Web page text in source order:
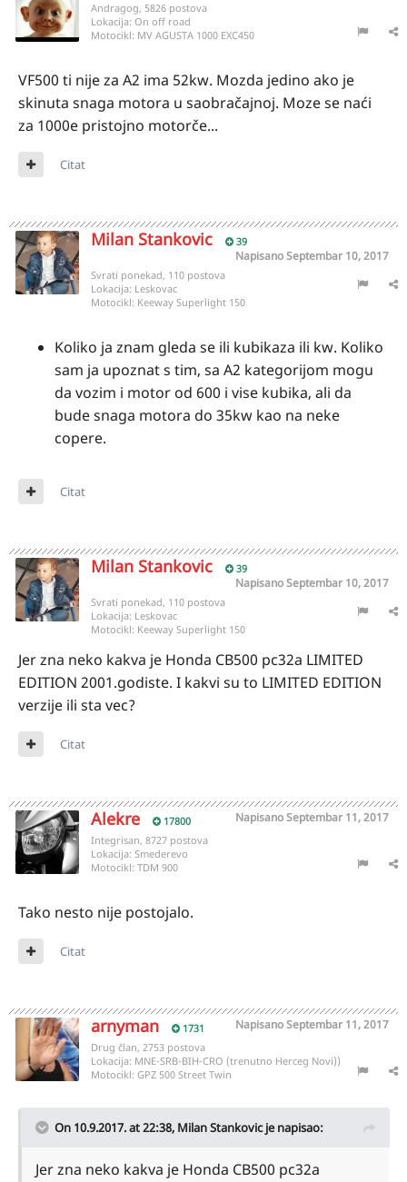
Andragog, 5826 postova
Lokacija: On off road
Motocikl: MV AGUSTA 1000 EXC450
VF500 ti nije za A2 ima 52kw. Mozda jedino ako je
skinuta snaga motora u saobračajnoj. Moze se naći
za 1000e pristojno motorče...
Citat
Milan Stankovic 39
NapisanoSeptembar 10, 2017
Svrati ponekad, 110 postova
Lokacija: Leskovac
Motocikl: Keeway Superlight 150
Koliko ja znam gleda se ili kubikaza ili kw. Koliko
sam ja upoznat s tim, sa A2 kategorijom mogu
da vozim i motor od 600 i vise kubika, ali da
bude snaga motora do 35kw kao na neke
copere.
Citat
Milan Stankovic 39
NapisanoSeptembar 10, 2017
Svrati ponekad, 110 postova
Lokacija: Leskovac
Motocikl: Keeway Superlight 150
Jer zna neko kakva je Honda CB500 pc32a LIMITED
EDITION 2001.godiste. I kakvi su to LIMITED EDITION
verzije ili sta vec?
Citat
Alekre 17800 NapisanoSeptembar 11, 2017
Integrisan, 8727 postova
Lokacija: Smederevo
Motocikl: TDM 900
Tako nesto nije postojalo.
Citat
arnyman 1731 NapisanoSeptembar 11, 2017
Drug član, 2753 postova
Lokacija: MNE-SRB-BIH-CRO (trenutno Herceg Novi))
Motocikl: GPZ 500 Street Twin
On 10.9.2017. at 22:38, Milan Stankovicje napisao:
Jer zna neko kakva je Honda CB500 pc32a